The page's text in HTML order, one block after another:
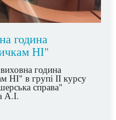
година
НІ"
година
НІ" в групі ІІ курсу
справа"
А.І.